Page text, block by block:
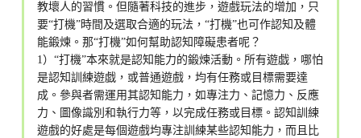
教壞人的習慣。但隨著科技的進步，遊戲玩法的增加，只
要“打機”時間及選取合適的玩法，“打機”也可作認知及體
能鍛煉。那“打機”如何幫助認知障礙患者呢？
1）“打機”本來就是認知能力的鍛煉活動。所有遊戯，哪怕
是認知訓練遊戯，或普通遊戲，均有任務或目標需要達
成。參與者需運用其認知能力，如專注力、記憶力、反應
力、圖像識別和執行力等，以完成任務或目標。認知訓練
遊戲的好處是每個遊戲均專注訓練某些認知能力，而且比